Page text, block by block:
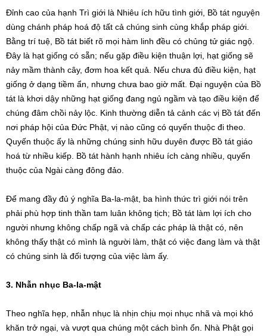
Đỉnh cao của hạnh Trì giới là Nhiêu ích hữu tình giới, Bồ tát nguyện
dùng chánh pháp hoá độ tất cả chúng sinh cùng khắp pháp giới.
Bằng trí tuệ, Bồ tát biết rõ mọi hàm linh đều có chủng tử giác ngộ.
Đây là hạt giống có sẵn; nếu gặp điều kiện thuận lợi, hạt giống sẽ
nảy mầm thành cây, đơm hoa kết quả. Nếu chưa đủ điều kiện, hạt
giống ở dạng tiềm ẩn, nhưng chưa bao giờ mất. Đại nguyện của Bồ
tát là khơi dậy những hạt giống đang ngủ ngầm và tạo điều kiện để
chúng đâm chồi nảy lộc. Kinh thường diễn tả cảnh các vị Bồ tát đến
nơi pháp hội của Đức Phật, vị nào cũng có quyến thuộc đi theo.
Quyến thuộc ấy là những chúng sinh hữu duyên được Bồ tát giáo
hoá từ nhiều kiếp. Bồ tát hành hạnh nhiêu ích càng nhiều, quyến
thuộc của Ngài càng đông đảo.
Để mang đầy đủ ý nghĩa Ba-la-mật, ba hình thức trì giới nói trên
phải phù hợp tinh thần tam luân không tịch; Bồ tát làm lợi ích cho
người nhưng không chấp ngã và chấp các pháp là thật có, nên
không thấy thật có mình là người làm, thật có việc đang làm và thật
có chúng sinh là đối tượng của việc làm ấy.
3. Nhẫn nhục Ba-la-mật
Theo nghĩa hẹp, nhẫn nhục là nhịn chịu mọi nhục nhã và mọi khó
khăn trở ngại, và vượt qua chúng một cách bình ổn. Nhà Phật gọi